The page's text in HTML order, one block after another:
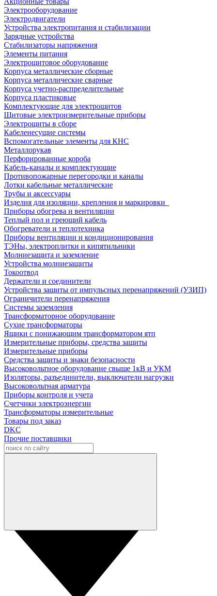
Электрооборудование
Электродвигатели
Устройства электропитания и стабилизации
Зарядные устройства
Стабилизаторы напряжения
Элементы питания
Электрощитовое оборудование
Корпуса металлические сборные
Корпуса металлические сварные
Корпуса учетно-распределительные
Корпуса пластиковые
Комплектующие для электрощитов
Щитовые электроизмерительные приборы
Электрощиты в сборе
Кабеленесущие системы
Вспомогательные элементы для КНС
Металлорукав
Перфорированные короба
Кабель-каналы и комплектующие
Противопожарные перегородки и каналы
Лотки кабельные металлические
Трубы и аксессуары
Изделия для изоляции, крепления и маркировки
Приборы обогрева и вентиляции
Теплый пол и греющий кабель
Обогреватели и теплотехника
Приборы вентиляции и кондиционирования
ТЭНы, электроплитки и кипятильники
Молниезащита и заземление
Устройства молниезащиты
Токоотвод
Держатели и соединители
Устройства защиты от импульсных перенапряжений (УЗИП)
Ограничители перенапряжения
Системы заземления
Трансформаторное оборудование
Сухие трансформаторы
Ящики с понижающим трансформатором ятп
Измерительные приборы, средства защиты
Измерительные приборы
Средства защиты и знаки безопасности
Высоковольтное оборудование свыше 1кВ и УКМ
Изоляторы, разъединители, выключатели нагрузки
Высоковольтная арматура
Приборы контроля и учета
Счетчики электроэнергии
Трансформаторы измерительные
Товары под заказ
DKC
Прочие поставщики